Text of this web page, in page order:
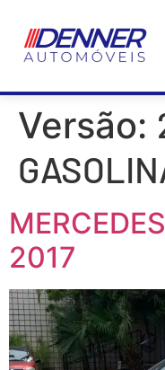
Versão:
2017